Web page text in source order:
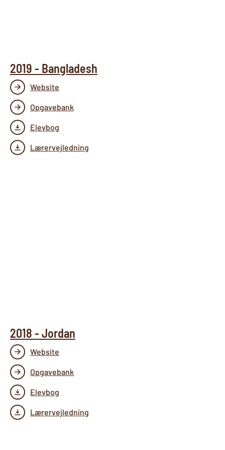
2019 - Bangladesh
Website
Opgavebank
Elevbog
Lærervejledning
2018 - Jordan
Website
Opgavebank
Elevbog
Lærervejledning